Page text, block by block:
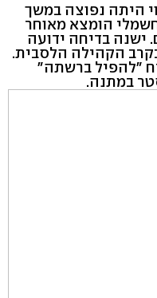
היתה נפוצה במשך
הומצא מאוחר
ישנה בדיחה ידועה
הקהילה הלסבית.
"להפיל ברשתה"
במתנה.